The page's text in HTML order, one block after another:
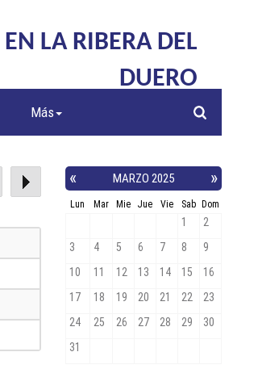
EN LA RIBERA DEL
DUERO
Más